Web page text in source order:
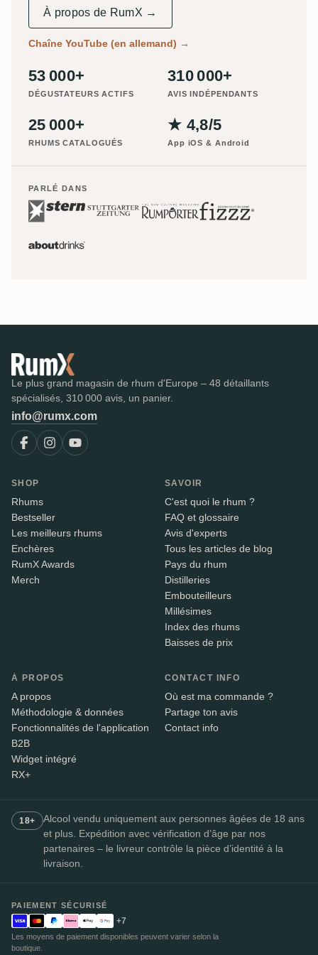
À propos de RumX →
Chaîne YouTube (en allemand) →
53 000+
DÉGUSTATEURS ACTIFS
310 000+
AVIS INDÉPENDANTS
25 000+
RHUMS CATALOGUÉS
★ 4,8/5
App iOS & Android
PARLÉ DANS
Le plus grand magasin de rhum d'Europe – 48 détaillants
spécialisés, 310 000 avis, un panier.
info@rumx.com
SHOP
Rhums
Bestseller
Les meilleurs rhums
Enchères
RumX Awards
Merch
SAVOIR
C'est quoi le rhum ?
FAQ et glossaire
Avis d'experts
Tous les articles de blog
Pays du rhum
Distilleries
Embouteilleurs
Millésimes
Index des rhums
Baisses de prix
À PROPOS
A propos
Méthodologie & données
Fonctionnalités de l'application
B2B
Widget intégré
RX+
CONTACT INFO
Où est ma commande ?
Partage ton avis
Contact info
18+
Alcool vendu uniquement aux personnes âgées de 18 ans
et plus. Expédition avec vérification d’âge par nos
partenaires – le livreur contrôle la pièce d’identité à la
livraison.
PAIEMENT SÉCURISÉ
+7
Les moyens de paiement disponibles peuvent varier selon la
boutique.